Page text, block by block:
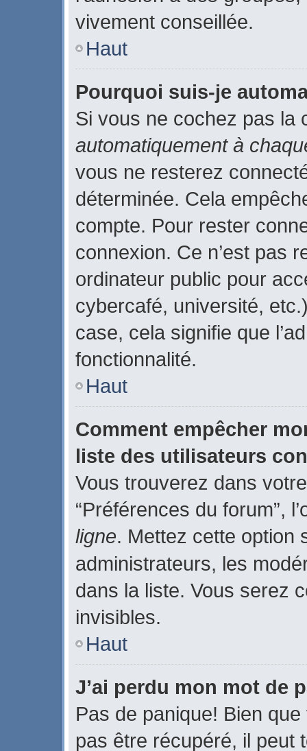
vivement conseillée.
Haut
Pourquoi suis-je
Si vous ne cochez pas la
automatiquement à
vous ne resterez
déterminée. Cela
compte. Pour rester
connexion. Ce n’est pas
ordinateur public pour
cybercafé, université,
case, cela signifie que
fonctionnalité.
Haut
Comment empêcher
liste des utilisateurs
Vous trouverez dans
“Préférences du forum”,
ligne. Mettez cette option
administrateurs, les
dans la liste. Vous serez
invisibles.
Haut
J’ai perdu mon mot de
Pas de panique! Bien
pas être récupéré, il peut